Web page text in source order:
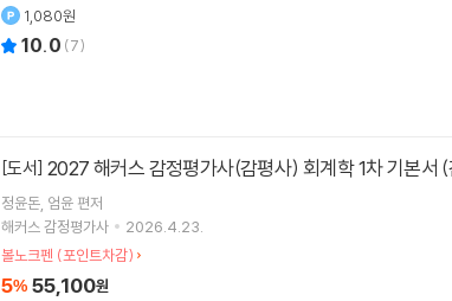
1,080원
10.0 (7)
[도서] 2027 해커스 감정평가사(감평사) 회계학 1차 기본서
정윤돈 엄윤 편저
해커스 감정평가사
2026.4.23.
볼노크펜 (포인트차감)
5% 55,100원